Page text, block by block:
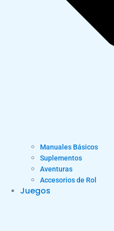
Manuales Básicos
Suplementos
Aventuras
Accesorios de Rol
Juegos